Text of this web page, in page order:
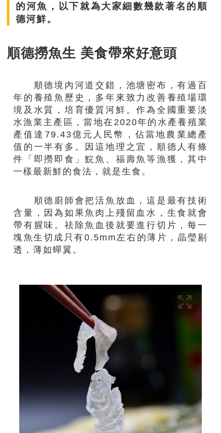
的河魚，以下就為大家細數幾款著名的順
德河鮮。
順德撈魚生 美食帶來好意頭
順德境內河道交錯，池塘密布，有過百
年的養殖魚歷史，多年來致力改善養殖場環
境及水質，培育優質河鮮。作為全國重要淡
水漁業主產區，當地在2020年的水產養殖業
產值達79.43億元人民幣，佔當地農業總產
值的一半有多。因這地理之宜，順德人有條
件「即撈即食」鯇魚、福壽魚等漁獲，其中
一樣最新鮮的食法，就是生食。
順德廚師會把活魚放血，這是最有技術
含量，因為如果魚肉上殘留血水，生食就會
帶有腥味。祛除魚血後就要進行切片，每一
塊魚生切成只有0.5mm左右的薄片，晶瑩剔
透，薄如蟬翼。